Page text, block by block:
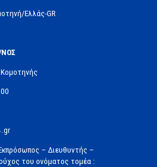
Ελλάς-GR
– Διευθυντής –
του ονόματος τομέα :